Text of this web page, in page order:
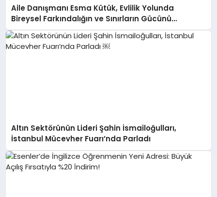
Aile Danışmanı Esma Kütük, Evlilik Yolunda
Bireysel Farkındalığın ve Sınırların Gücünü
Anlatıyor
Altın Sektörünün Lideri Şahin İsmailoğulları,
İstanbul Mücevher Fuarı’nda Parladı ￼